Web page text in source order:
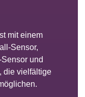
mit einem
Sensor,
und
die vielfältige